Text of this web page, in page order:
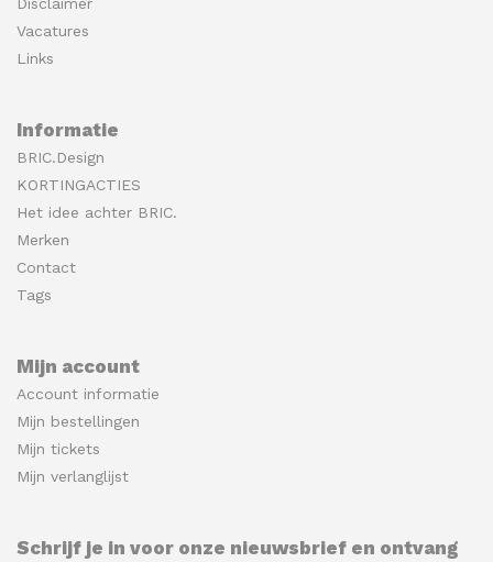
Vacatures
Links
Informatie
BRIC.Design
KORTINGACTIES
Het idee achter BRIC.
Merken
Contact
Tags
Mijn account
Account informatie
Mijn bestellingen
Mijn tickets
Mijn verlanglijst
Schrijf je in voor onze nieuwsbrief en ontvang